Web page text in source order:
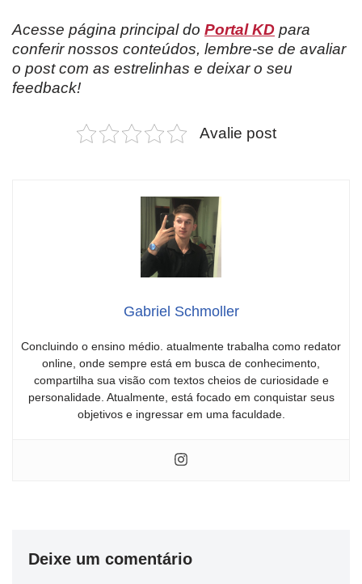
Acesse página principal do Portal KD para
conferir nossos conteúdos, lembre-se de avaliar
o post com as estrelinhas e deixar o seu
feedback!
Avalie post
Gabriel Schmoller
Concluindo o ensino médio. atualmente trabalha como redator
online, onde sempre está em busca de conhecimento,
compartilha sua visão com textos cheios de curiosidade e
personalidade. Atualmente, está focado em conquistar seus
objetivos e ingressar em uma faculdade.
Deixe um comentário